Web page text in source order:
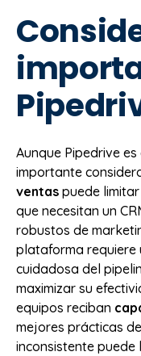
Aunque Pipedrive
importante
ventas puede
que necesitan un
robustos de
plataforma requiere
cuidadosa del
maximizar su
equipos reciban
mejores prácticas
inconsistente